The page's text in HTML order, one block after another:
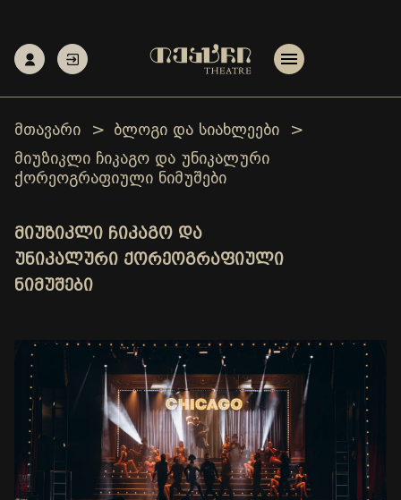
მთავარი
ბლოგი და სიახლეები
მიუზიკლი ჩიკაგო და უნიკალური
ქორეოგრაფიული ნიმუშები
ᲛᲘᲣᲖᲘᲙᲚᲘ ᲩᲘᲙᲐᲒᲝ ᲓᲐ
ᲣᲜᲘᲙᲐᲚᲣᲠᲘ ᲥᲝᲠᲔᲝᲒᲠᲐᲤᲘᲣᲚᲘ
ᲜᲘᲛᲣᲨᲔᲑᲘ